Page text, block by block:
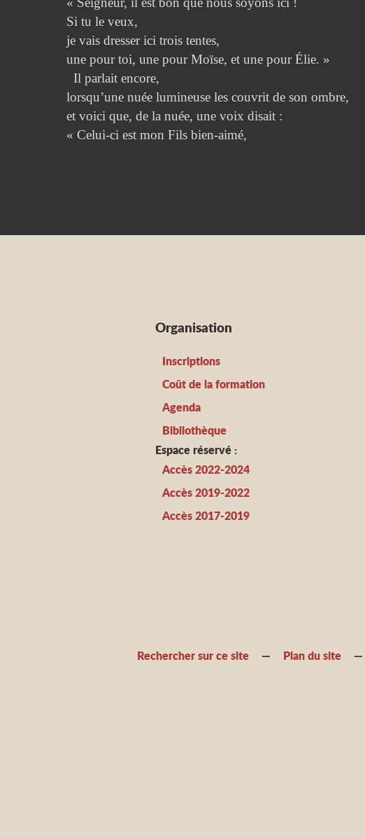
Si tu le veux,
je vais dresser ici trois tentes,
une pour toi, une pour Moïse, et une pour Élie. »
Il parlait encore,
lorsqu’une nuée lumineuse les couvrit de son ombre,
et voici que, de la nuée, une voix disait :
« Celui-ci est mon Fils bien-aimé,
Organisation
Inscriptions
Coût de la formation
Agenda
Bibliothèque
Espace réservé :
Accès 2022-2024
Accès 2019-2022
Accès 2017-2019
Rechercher sur ce site Plan du site